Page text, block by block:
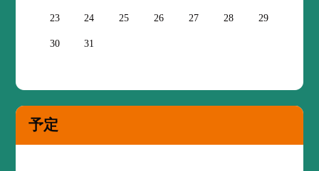
23 24 25 26 27 28 29
30 31
予定